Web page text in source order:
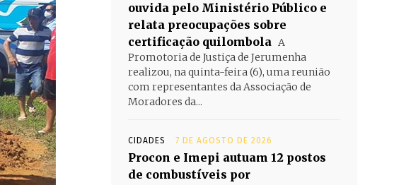
ouvida pelo Ministério Público e
relata preocupações sobre
certificação quilombola A
Promotoria de Justiça de Jerumenha
realizou, na quinta-feira (6), uma reunião
com representantes da Associação de
Moradores da...
CIDADES 7 DE AGOSTO DE 2026
Procon e Imepi autuam 12 postos
de combustíveis por